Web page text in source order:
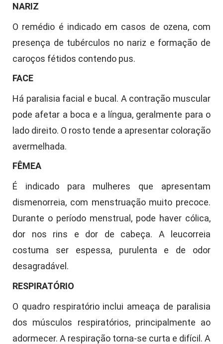
NARIZ
O remédio é indicado em casos de ozena, com
presença de tubérculos no nariz e formação de
caroços fétidos contendo pus.
FACE
Há paralisia facial e bucal. A contração muscular
pode afetar a boca e a língua, geralmente para o
lado direito. O rosto tende a apresentar coloração
avermelhada.
FÊMEA
É indicado para mulheres que apresentam
dismenorreia, com menstruação muito precoce.
Durante o período menstrual, pode haver cólica,
dor nos rins e dor de cabeça. A leucorreia
costuma ser espessa, purulenta e de odor
desagradável.
RESPIRATÓRIO
O quadro respiratório inclui ameaça de paralisia
dos músculos respiratórios, principalmente ao
adormecer. A respiração torna-se curta e difícil. A